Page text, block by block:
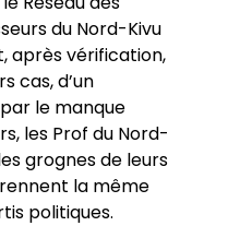
du Nord-Kivu
après vérification,
cas, d’un
le manque
les Prof du Nord-
grognes de leurs
la même
politiques.